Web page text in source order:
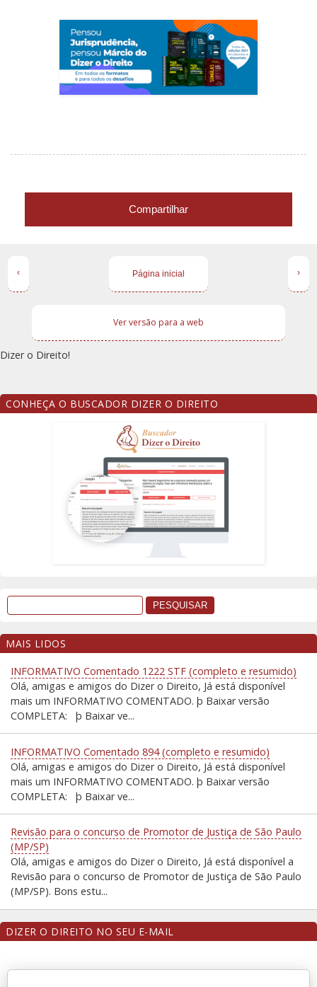
Compartilhar
‹ ›
Página inicial
Ver versão para a web
Dizer o Direito!
CONHEÇA O BUSCADOR DIZER O DIREITO
MAIS LIDOS
INFORMATIVO Comentado 1222 STF (completo e resumido)
Olá, amigas e amigos do Dizer o Direito, Já está disponível
mais um INFORMATIVO COMENTADO. þ Baixar versão
COMPLETA: þ Baixar ve...
INFORMATIVO Comentado 894 (completo e resumido)
Olá, amigas e amigos do Dizer o Direito, Já está disponível
mais um INFORMATIVO COMENTADO. þ Baixar versão
COMPLETA: þ Baixar ve...
Revisão para o concurso de Promotor de Justiça de São Paulo
(MP/SP)
Olá, amigas e amigos do Dizer o Direito, Já está disponível a
Revisão para o concurso de Promotor de Justiça de São Paulo
(MP/SP). Bons estu...
DIZER O DIREITO NO SEU E-MAIL